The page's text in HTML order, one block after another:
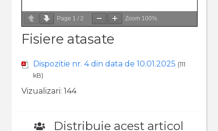
Page 1 / 2 Zoom 100%
Fisiere atasate
Dispozitie nr. 4 din data de 10.01.2025 (111
kB)
Vizualizari: 144
Distribuie acest articol